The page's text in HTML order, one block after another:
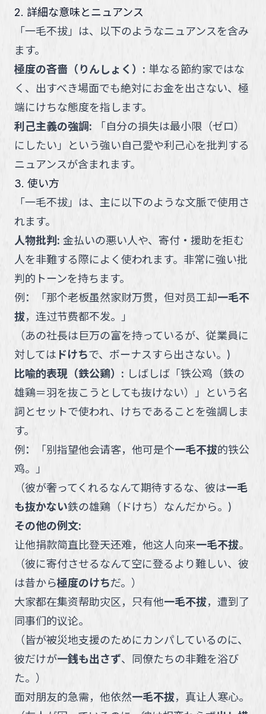
2. 詳細な意味とニュアンス
「一毛不拔 」 は、以下のようなニュアンスを含み
ます。
極度の吝嗇（りんしょく） : 単なる節約家ではな
く、出すべき場面でも絶対にお金を出さない、極
端にけちな態度を指します。
利己主義の強調:
「自分の損失は最小限（ゼロ）
にしたい」という強い自己愛や利己心を批判する
ニュアンスが含まれます。
3. 使い方
「一毛不拔 」 は、主に以下のような文脈で使用さ
れます。
人物批判 : 金払いの悪い人や、寄付・援助を拒む
人を非難する際によく使われます。非常に強い批
判的トーンを持ちます。
例：
「那个老板虽然家财万贯，但对员工却一毛不
拔，连过节费都不发。
」
（あの社長は巨万の富を持っているが、従業員に
対しては ドけちで、ボーナスすら出さない。 )
比喩的表現（鉄公鶏） : しばしば「铁公鸡（鉄の
雄鶏＝羽を抜こうとしても抜けない）」という名
詞とセットで使われ、けちであることを強調しま
す。
例：
「别指望他会请客，他可是个一毛不拔的铁公
鸡。
」
（彼が奢ってくれるなんて期待するな、彼は一毛
も抜かない鉄の雄鶏（ドけち）なんだから。 )
その他の例文:
让他捐款简直比登天还难，他这人向来一毛不拔。
（彼に寄付させるなんて空に登るより難しい、彼
は昔から極度のけちだ。 ）
大家都在集资帮助灾区，只有他一毛不拔，遭到了
同事们的议论。
（皆が被災地支援のためにカンパしているのに、
彼だけが一銭も出さず、同僚たちの非難を浴び
た。 ）
面对朋友的急需，他依然一毛不拔，真让人寒心。